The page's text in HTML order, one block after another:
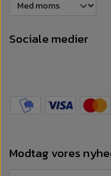
Sociale medier
Modtag vores